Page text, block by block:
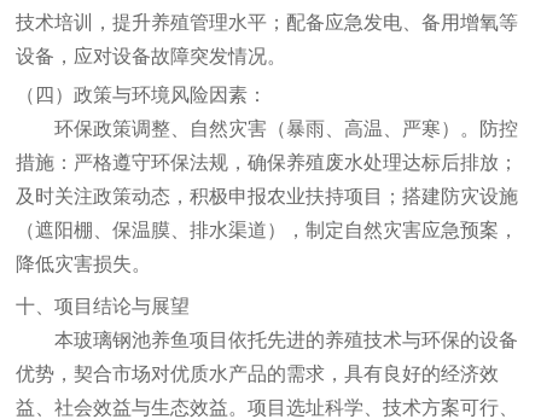
技术培训，提升养殖管理水平；配备应急发电、备用增氧等
设备，应对设备故障突发情况。
（四）政策与环境风险因素：
环保政策调整、自然灾害（暴雨、高温、严寒）。防控
措施：严格遵守环保法规，确保养殖废水处理达标后排放；
及时关注政策动态，积极申报农业扶持项目；搭建防灾设施
（遮阳棚、保温膜、排水渠道），制定自然灾害应急预案，
降低灾害损失。
十、项目结论与展望
本玻璃钢池养鱼项目依托先进的养殖技术与环保的设备
优势，契合市场对优质水产品的需求，具有良好的经济效
益、社会效益与生态效益。项目选址科学、技术方案可行、